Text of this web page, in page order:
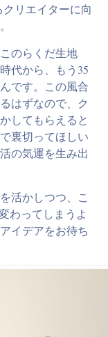
クリエイターに向
のらくだ生地
代から、もう35
です。この風合
はずなので、ク
してもらえると
裏切ってほしい
の気運を生み出
活かしつつ、こ
わってしまうよ
イデアをお待ち